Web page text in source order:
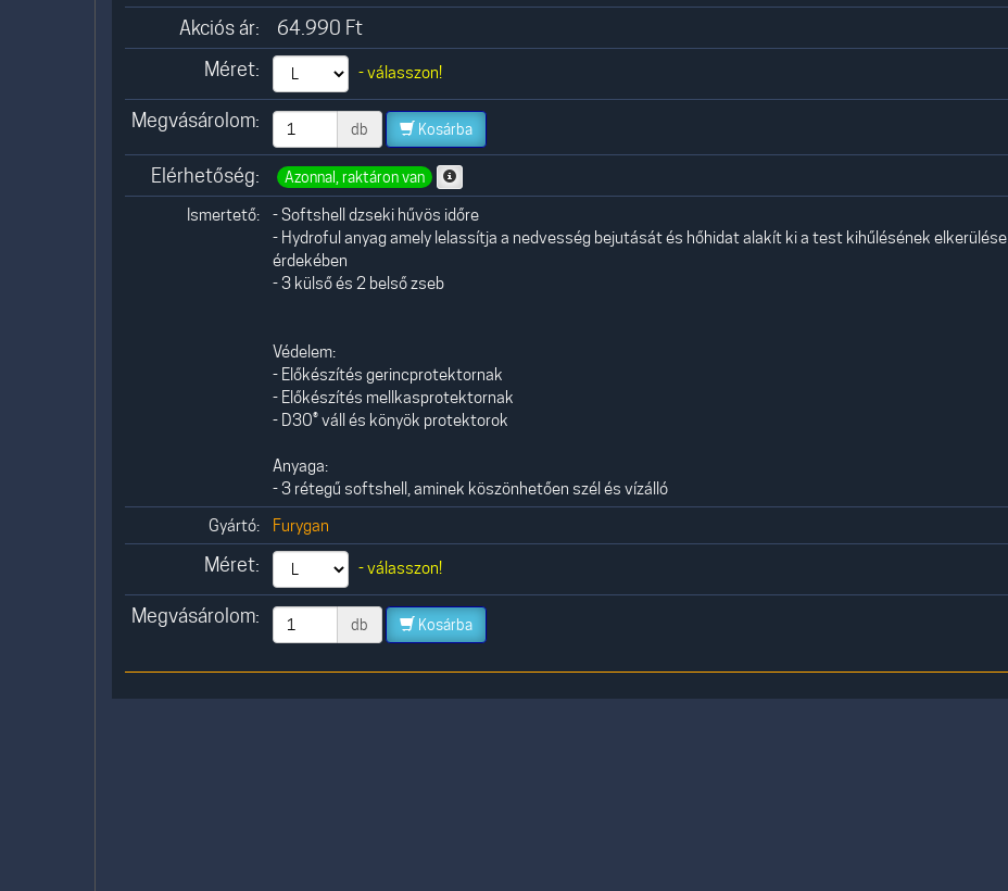
Akciós ár:
64.990 Ft
Méret:
- válasszon!
Megvásárolom: db Kosárba
Elérhetőség: Azonnal, raktáron van
Ismertető:
- Softshell dzseki hűvös időre
- Hydroful anyag amely lelassítja a nedvesség bejutását és hőhidat alakít ki a test kihűlésének elkerülése
érdekében
- 3 külső és 2 belső zseb
Védelem:
- Előkészítés gerincprotektornak
- Előkészítés mellkasprotektornak
- D3O® váll és könyök protektorok
Anyaga:
- 3 rétegű softshell, aminek köszönhetően szél és vízálló
Gyártó:
Furygan
Méret: - válasszon!
Megvásárolom: db Kosárba